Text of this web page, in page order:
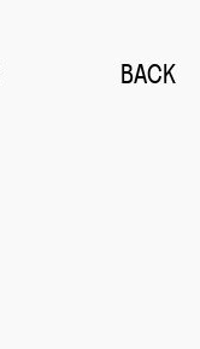
BACK